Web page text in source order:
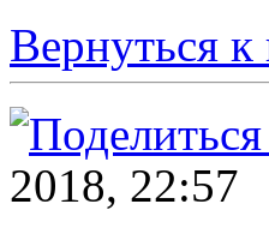
Вернуться к
2018, 22:57